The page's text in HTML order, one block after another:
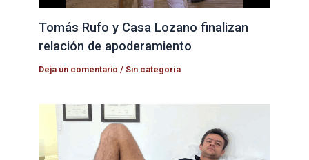
Tomás Rufo y Casa Lozano finalizan
relación de apoderamiento
Deja un comentario /Sin categoría